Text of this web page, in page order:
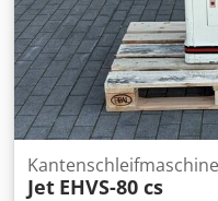
Kantenschleifmaschine
Jet EHVS-80 cs